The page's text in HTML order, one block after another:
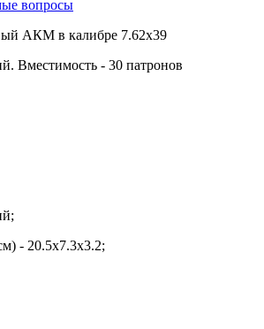
вопросы
АКМ в калибре 7.62х39
Вместимость - 30 патронов
- 20.5х7.3х3.2;